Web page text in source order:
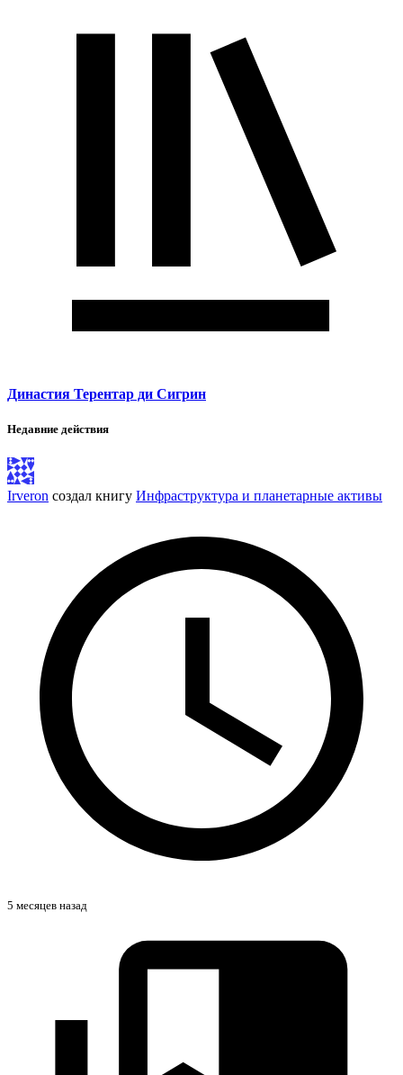
Династия Терентар ди Сигрин
Недавние действия
Irveron создал книгу Инфраструктура и планетарные активы
5 месяцев назад